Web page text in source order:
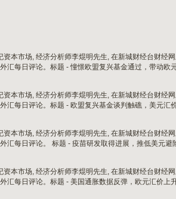
资本市场, 经济分析师李焜明先生, 在新城财经台财经
汇每日评论。标题 - 憧憬欧盟复兴基金通过，带动欧
资本市场, 经济分析师李焜明先生, 在新城财经台财经
汇每日评论。标题 - 欧盟复兴基金谈判触礁，美元汇
资本市场, 经济分析师李焜明先生, 在新城财经台财经
汇每日评论。 标题 - 疫苗研发取得进展，推低美元避
资本市场, 经济分析师李焜明先生, 在新城财经台财经
汇每日评论。标题 - 美国通胀数据反弹，欧元汇价上